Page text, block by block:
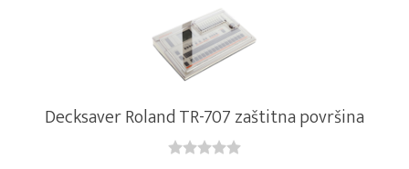
Decksaver Roland TR-707 zaštitna površina